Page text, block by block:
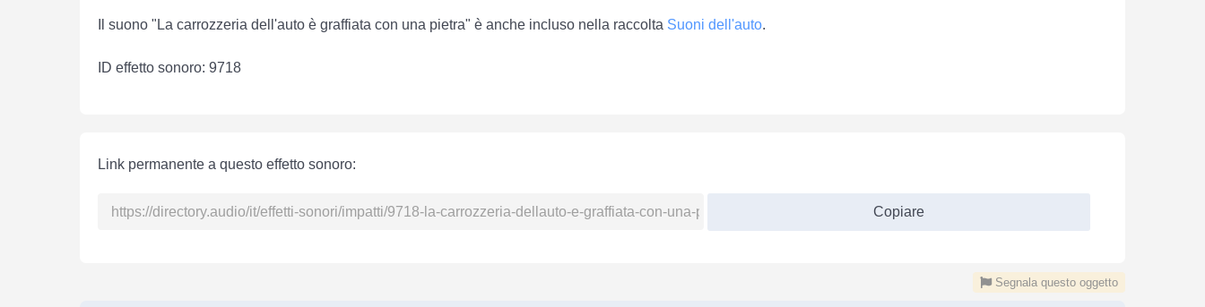
Il suono "La carrozzeria dell'auto è graffiata con una pietra" è anche incluso nella raccolta Suoni dell'auto.
ID effetto sonoro: 9718
Link permanente a questo effetto sonoro:
Copiare
Segnala questo oggetto